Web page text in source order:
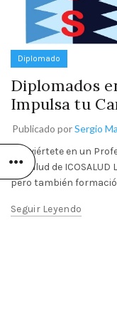
Diplomado
Diplomados
Impulsa tu
Publicado porSergio
Conviértete en un
en Salud de
pero también
Seguir Leyendo